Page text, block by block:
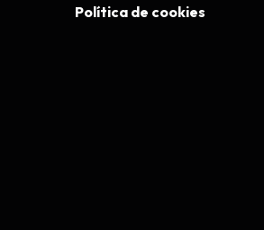
Política de cookies